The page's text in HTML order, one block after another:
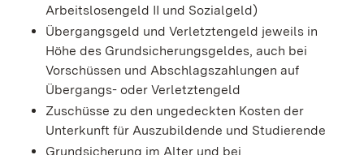
Arbeitslosengeld II und Sozialgeld)
Übergangsgeld und Verletztengeld jeweils in
Höhe des Grundsicherungsgeldes, auch bei
Vorschüssen und Abschlagszahlungen auf
Übergangs- oder Verletztengeld
Zuschüsse zu den ungedeckten Kosten der
Unterkunft für Auszubildende und Studierende
Grundsicherung im Alter und bei